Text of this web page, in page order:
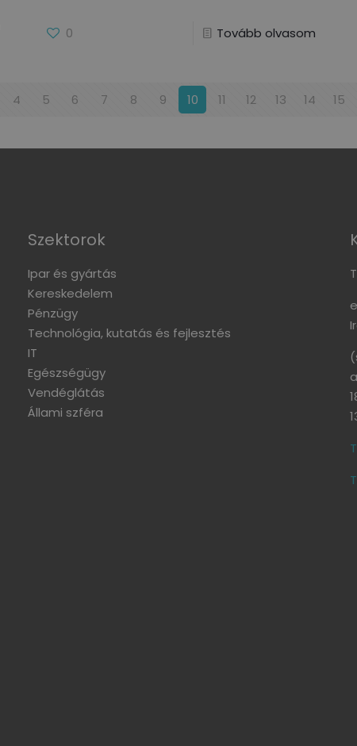
0 Tovább olvasom
4 5 6 7 8 9 10 11 12 13 14 15
Szektorok
Ipar és gyártás
Kereskedelem
Pénzügy
Technológia, kutatás és fejlesztés
IT
Egészségügy
Vendéglátás
Állami szféra